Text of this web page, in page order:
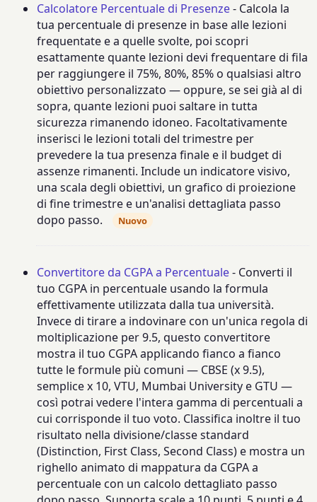
Calcolatore Percentuale di Presenze- Calcola la
tua percentuale di presenze in base alle lezioni
frequentate e a quelle svolte, poi scopri
esattamente quante lezioni devi frequentare di fila
per raggiungere il 75%, 80%, 85% o qualsiasi altro
obiettivo personalizzato — oppure, se sei già al di
sopra, quante lezioni puoi saltare in tutta
sicurezza rimanendo idoneo. Facoltativamente
inserisci le lezioni totali del trimestre per
prevedere la tua presenza finale e il budget di
assenze rimanenti. Include un indicatore visivo,
una scala degli obiettivi, un grafico di proiezione
di fine trimestre e un'analisi dettagliata passo
dopo passo.
Nuovo
Convertitore da CGPA a Percentuale- Converti il
tuo CGPA in percentuale usando la formula
effettivamente utilizzata dalla tua università.
Invece di tirare a indovinare con un'unica regola di
moltiplicazione per 9.5, questo convertitore
mostra il tuo CGPA applicando fianco a fianco
tutte le formule più comuni — CBSE (x 9.5),
semplice x 10, VTU, Mumbai University e GTU —
così potrai vedere l'intera gamma di percentuali a
cui corrisponde il tuo voto. Classifica inoltre il tuo
risultato nella divisione/classe standard
(Distinction, First Class, Second Class) e mostra un
righello animato di mappatura da CGPA a
percentuale con un calcolo dettagliato passo